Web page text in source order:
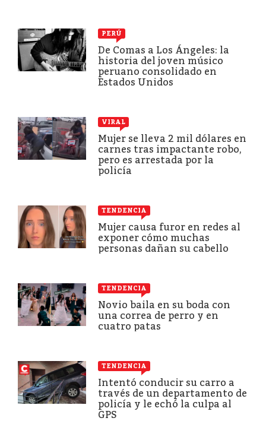
PERÚ
De Comas a Los Ángeles: la
historia del joven músico
peruano consolidado en
Estados Unidos
VIRAL
Mujer se lleva 2 mil dólares en
carnes tras impactante robo,
pero es arrestada por la
policía
TENDENCIA
Mujer causa furor en redes al
exponer cómo muchas
personas dañan su cabello
TENDENCIA
Novio baila en su boda con
una correa de perro y en
cuatro patas
TENDENCIA
Intentó conducir su carro a
través de un departamento de
policía y le echó la culpa al
GPS